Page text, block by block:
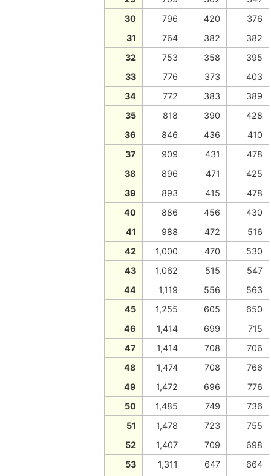
30
796 420
376
31
764 382
382
32
753 358
395
33
776 373
403
34
772 383
389
35
818 390
428
36
846 436
410
37
909 431
478
38
896 471
425
39
893 415
478
40
886 456
430
41
988 472
516
42
1,000 470
530
43
1,062 515
547
44
1,119 556
563
45
1,255 605
650
46
1,414 699
715
47
1,414 708
706
48
1,474 708
766
49
1,472 696
776
50
1,485 749
736
51
1,478 723
755
52
1,407 709
698
53
1,311 647 664